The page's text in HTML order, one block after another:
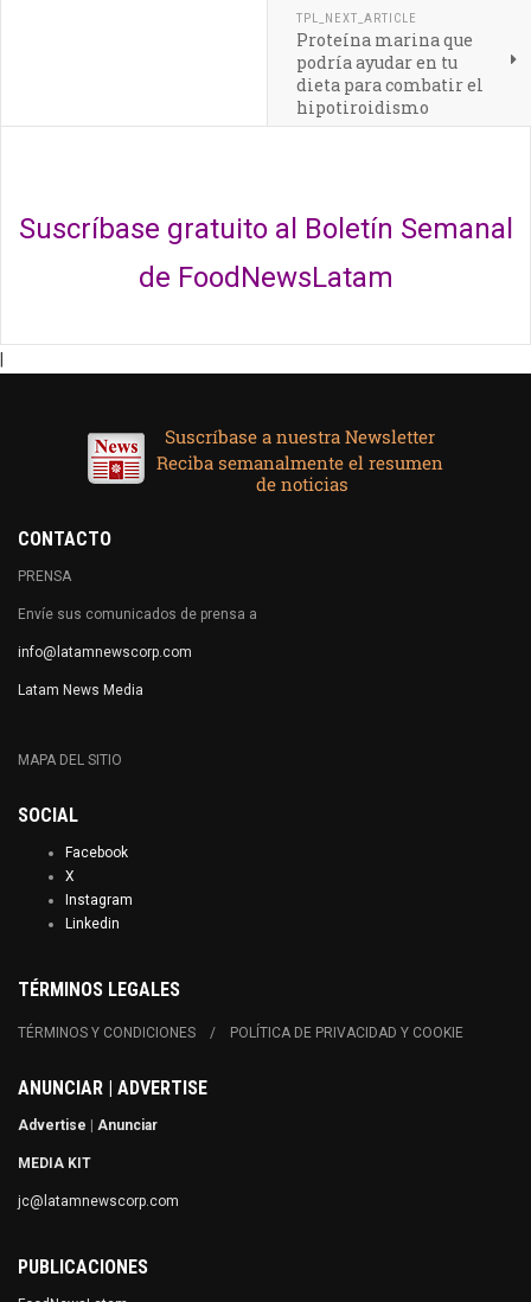
TPL_NEXT_ARTICLE
Proteína marina que
podría ayudar en tu
dieta para combatir el
hipotiroidismo
Suscríbase gratuito al Boletín Semanal
de FoodNewsLatam
CONTACTO
PRENSA
Envíe sus comunicados de prensa a
info@latamnewscorp.com
Latam News Media
MAPA DEL SITIO
SOCIAL
Facebook
X
Instagram
Linkedin
TÉRMINOS LEGALES
TÉRMINOS Y CONDICIONES POLÍTICA DE PRIVACIDAD Y COOKIE
ANUNCIAR | ADVERTISE
Advertise | Anunciar
MEDIA KIT
jc@latamnewscorp.com
PUBLICACIONES